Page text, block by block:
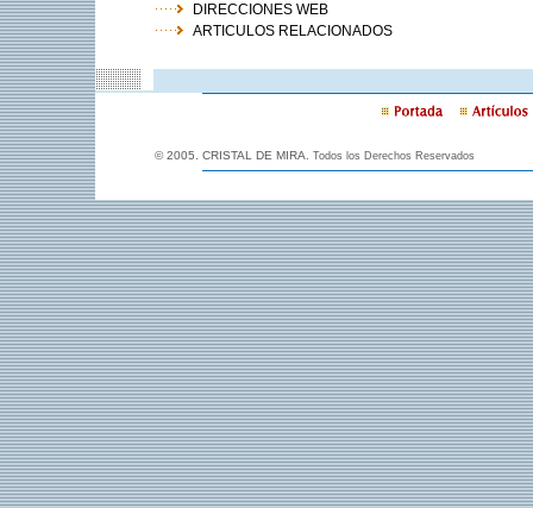
DIRECCIONES WEB
ARTICULOS RELACIONADOS
© 2005. CRISTAL DE MIRA. Todos los Derechos Reservados